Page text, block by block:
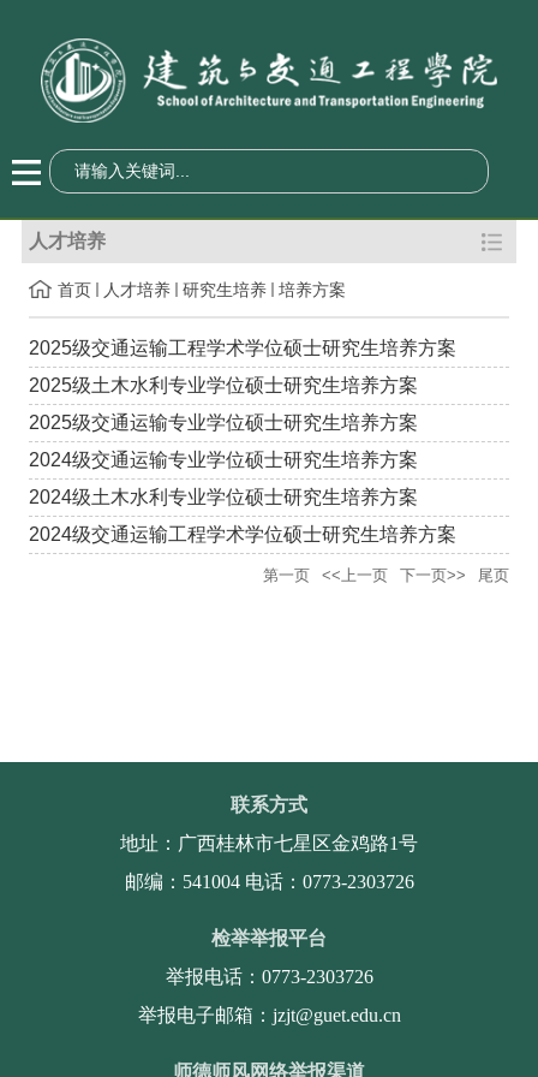
人才培养
首页 人才培养 研究生培养 培养方案
2025级交通运输工程学术学位硕士研究生培养方案
2025级土木水利专业学位硕士研究生培养方案
2025级交通运输专业学位硕士研究生培养方案
2024级交通运输专业学位硕士研究生培养方案
2024级土木水利专业学位硕士研究生培养方案
2024级交通运输工程学术学位硕士研究生培养方案
第一页 <<上一页 下一页>> 尾页
联系方式
地址：广西桂林市七星区金鸡路1号
邮编：541004 电话：0773-2303726
检举举报平台
举报电话：0773-2303726
举报电子邮箱：jzjt@guet.edu.cn
师德师风网络举报渠道